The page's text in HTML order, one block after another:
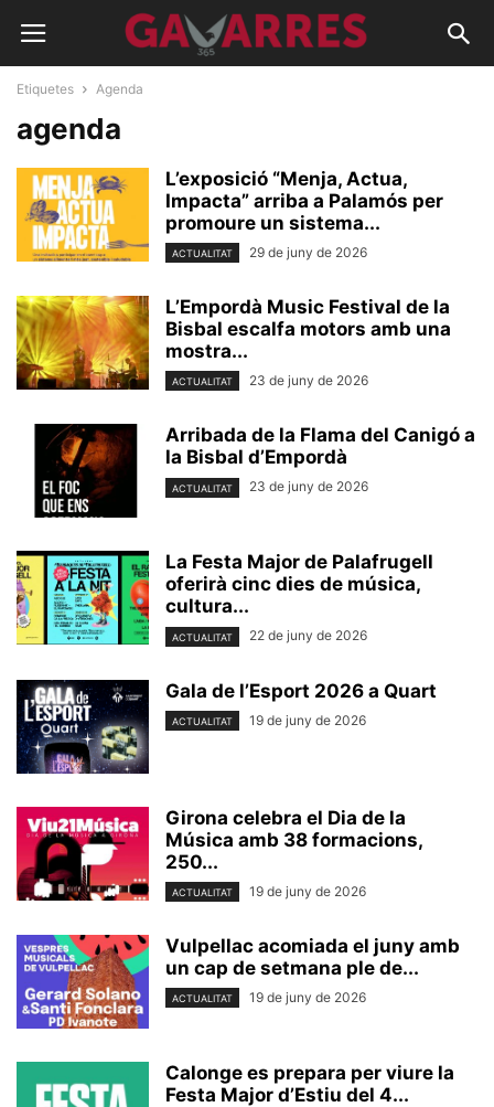
Etiquetes Agenda
agenda
L’exposició “Menja, Actua,
Impacta” arriba a Palamós per
promoure un sistema...
ACTUALITAT 29 de juny de 2026
L’Empordà Music Festival de la
Bisbal escalfa motors amb una
mostra...
ACTUALITAT 23 de juny de 2026
Arribada de la Flama del Canigó a
la Bisbal d’Empordà
ACTUALITAT 23 de juny de 2026
La Festa Major de Palafrugell
oferirà cinc dies de música,
cultura...
ACTUALITAT 22 de juny de 2026
Gala de l’Esport 2026 a Quart
ACTUALITAT 19 de juny de 2026
Girona celebra el Dia de la
Música amb 38 formacions,
250...
ACTUALITAT 19 de juny de 2026
Vulpellac acomiada el juny amb
un cap de setmana ple de...
ACTUALITAT 19 de juny de 2026
Calonge es prepara per viure la
Festa Major d’Estiu del 4...